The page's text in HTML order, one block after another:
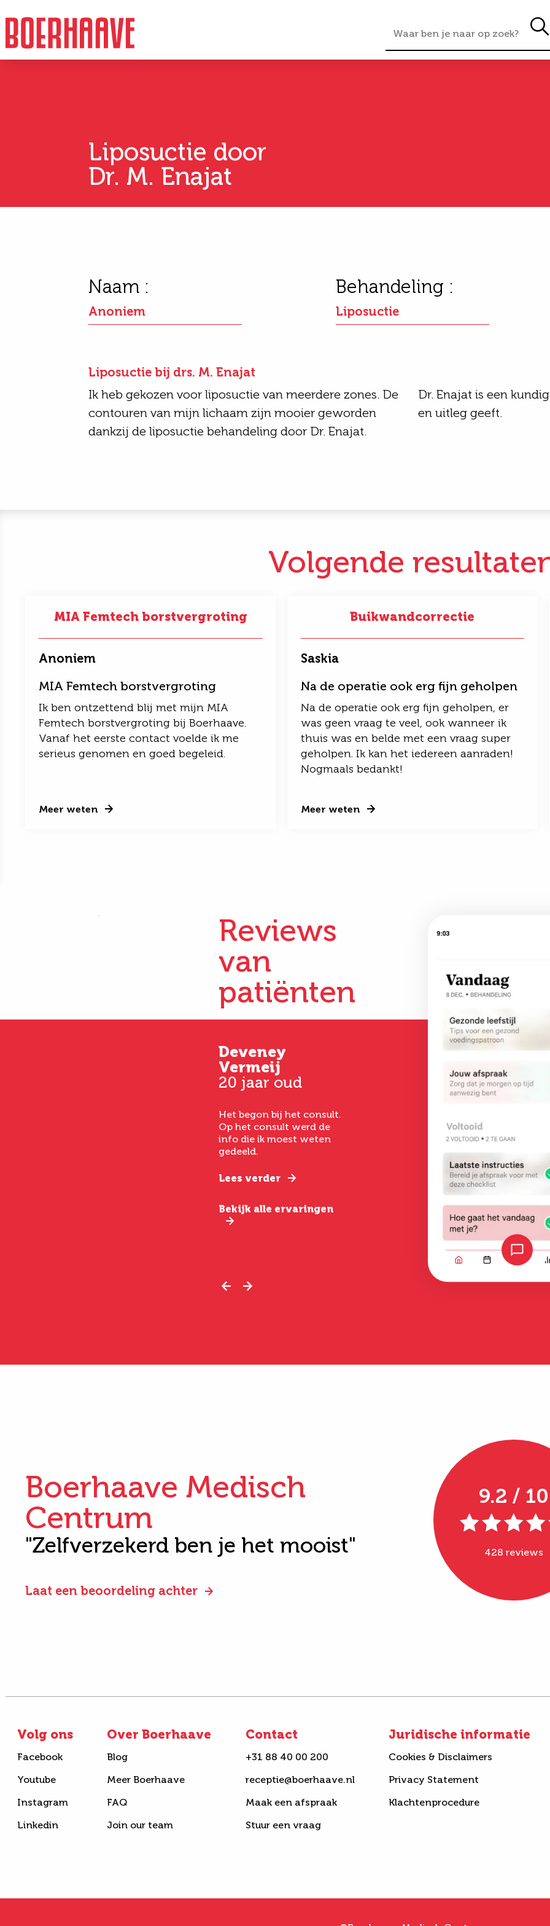
Liposuctie door
Dr. M. Enajat
Naam :
Anoniem
Behandeling :
Liposuctie
Liposuctie bij drs. M. Enajat
Ik heb gekozen voor liposuctie van meerdere zones. De
contouren van mijn lichaam zijn mooier geworden
dankzij de liposuctie behandeling door Dr. Enajat.
Dr. Enajat is een
en uitleg geeft.
Volgende
MIA Femtech borstvergroting
Anoniem
MIA Femtech borstvergroting
Ik ben ontzettend blij met mijn MIA
Femtech borstvergroting bij Boerhaave.
Vanaf het eerste contact voelde ik me
serieus genomen en goed begeleid.
Meer weten
Buikwandcorrectie
Saskia
Na de operatie ook erg fijn geholpen
Na de operatie ook erg fijn geholpen, er
was geen vraag te veel, ook wanneer ik
thuis was en belde met een vraag super
geholpen. Ik kan het iedereen aanraden!
Nogmaals bedankt!
Meer weten
Reviews
van
patiënten
Deveney
Vermeij
20 jaar oud
Het begon bij het consult.
Op het consult werd de
info die ik moest weten
gedeeld.
Lees verder
Bekijk alle ervaringen
Hoever-Houkes
nazorg en een geweldig
Kim
33 jaar oud
Vanaf het eerste
het laten
een
verstand van
Lees verder
Bekijk alle
Boerhaave Medisch
Centrum
"Zelfverzekerd ben je het mooist"
9.2 / 10
428 reviews
Laat een beoordeling achter
Volg ons
Facebook
Youtube
Instagram
Linkedin
Over Boerhaave
Blog
Meer Boerhaave
FAQ
Join our team
Contact
+31 88 40 00 200
receptie@boerhaave.nl
Maak een afspraak
Stuur een vraag
Juridische informatie
Cookies & Disclaimers
Privacy Statement
Klachtenprocedure